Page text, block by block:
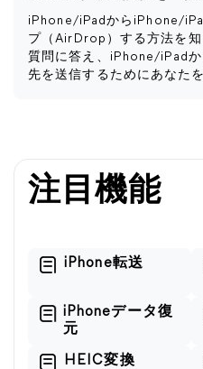
iPhone/iPadからiPhone/
プ（AirDrop）する方法を
質問に答え、iPhone/iPad
先を送信するためにあなた
注目機能
iPhone転送
iPhoneデータ復
元
HEIC変換